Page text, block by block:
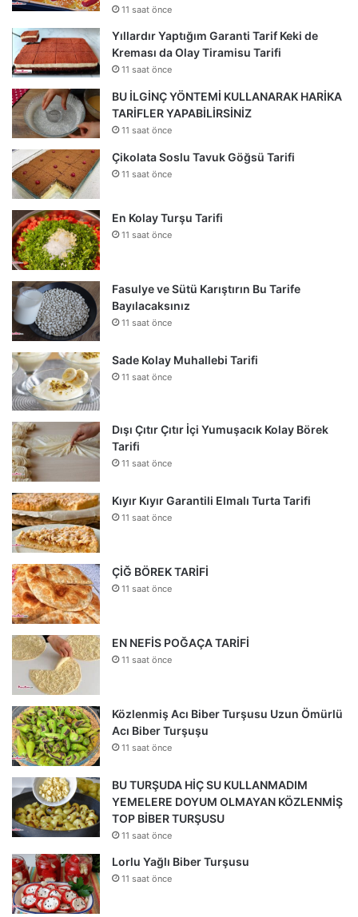
11 saat önce
Yıllardır Yaptığım Garanti Tarif Keki de
Kreması da Olay Tiramisu Tarifi
11 saat önce
BU İLGİNÇ YÖNTEMİ KULLANARAK HARİKA
TARİFLER YAPABİLİRSİNİZ
11 saat önce
Çikolata Soslu Tavuk Göğsü Tarifi
11 saat önce
En Kolay Turşu Tarifi
11 saat önce
Fasulye ve Sütü Karıştırın Bu Tarife
Bayılacaksınız
11 saat önce
Sade Kolay Muhallebi Tarifi
11 saat önce
Dışı Çıtır Çıtır İçi Yumuşacık Kolay Börek
Tarifi
11 saat önce
Kıyır Kıyır Garantili Elmalı Turta Tarifi
11 saat önce
ÇİĞ BÖREK TARİFİ
11 saat önce
EN NEFİS POĞAÇA TARİFİ
11 saat önce
Közlenmiş Acı Biber Turşusu Uzun Ömürlü
Acı Biber Turşuşu
11 saat önce
BU TURŞUDA HİÇ SU KULLANMADIM
YEMELERE DOYUM OLMAYAN KÖZLENMİŞ
TOP BİBER TURŞUSU
11 saat önce
Lorlu Yağlı Biber Turşusu
11 saat önce